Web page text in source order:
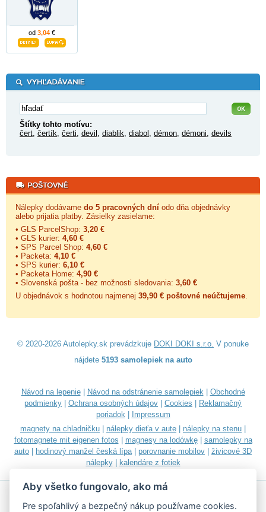
od 3,04 €
Štítky tohto motívu:
čert, čertík, čerti, devil , diablik, diabol , démon, démoni, devils
Nálepky dodávame do 5 pracovných dní odo dňa objednávky
alebo prijatia platby. Zásielky zasielame:
• GLS ParcelShop: 3,20 €
• GLS kurier: 4,60 €
• SPS Parcel Shop: 4,60 €
• Packeta: 4,10 €
• SPS kurier: 6,10 €
• Packeta Home: 4,90 €
• Slovenská pošta - bez možnosti sledovania: 3,60 €
U objednávok s hodnotou najmenej 39,90 € poštovné neúčtujeme.
© 2020-2026 Autolepky.sk prevádzkuje DOKI DOKI s.r.o. V ponuke
nájdete 5193 samolepiek na auto
Návod na lepenie| Návod na odstránenie samolepiek| Obchodné
podmienky
Ochrana osobných údajov Cookies
Reklamačný
poriadok|
Impressum
magnety na chladničku
nálepky dieťa v aute nálepky na stenu
fotomagnete mit eigenen fotos
magnesy na lodówkę| samolepky na
auto
hodinový manžel česká lípa| porovnanie mobilov
živicové 3D
nálepky| kalendáre z fotiek
Aby všetko fungovalo, ako má
Pre spoľahlivý a bezpečný nákup používame cookies.